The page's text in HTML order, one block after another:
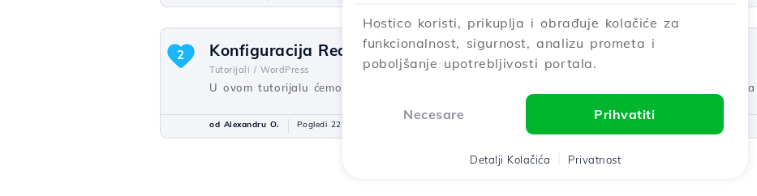
Konfiguracija Redis Object Cache modula u WordPress-u.
Tutorijali / WordPress
U ovom tutorijalu ćemo vam predstaviti korake potrebne za implementaciju Redis Object
2
od Alexandru O. Pogledi 2234
Hostico koristi, prikuplja i obrađuje kolačiće za
funkcionalnost, sigurnost, analizu prometa i
poboljšanje upotrebljivosti portala.
Necesare Prihvatiti
Detalji Kolačića Privatnost